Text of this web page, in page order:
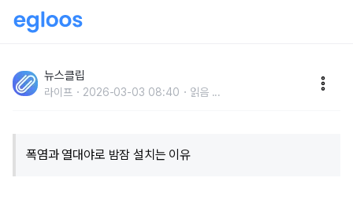
질 높이는 꿀팁 공개
뉴스클립
라이프 2026-03-03 08:40 읽음 ...
폭염과 열대야로 밤잠 설치는 이유